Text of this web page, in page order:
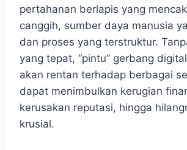
pertahanan berlapis yang
canggih, sumber daya manusia
dan proses yang terstruktur.
yang tepat, “pintu” gerbang
akan rentan terhadap berbagai
dapat menimbulkan kerugian
kerusakan reputasi, hingga
krusial.